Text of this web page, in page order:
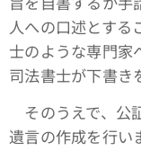
人への口述とする
士のような専門家
司法書士が下書き
そのうえで、公
遺言の作成を行い